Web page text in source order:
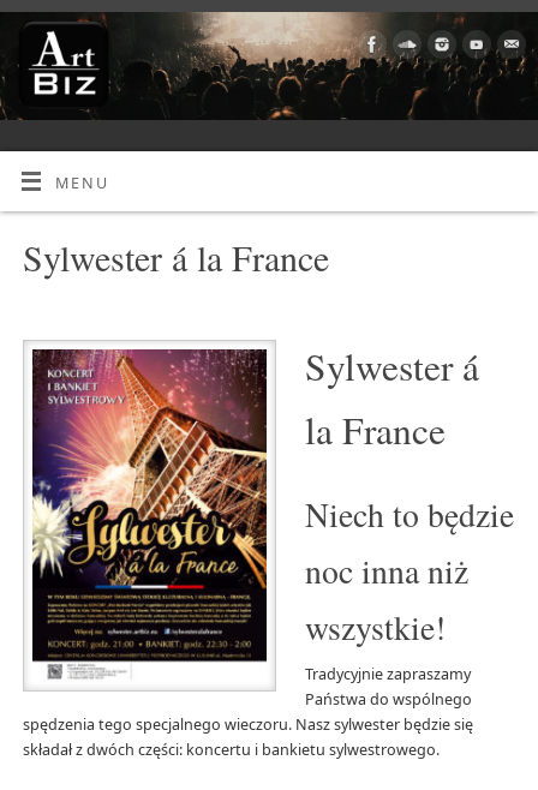
MENU
Sylwester á la France
Sylwester á
la France
Niech to będzie
noc inna niż
wszystkie!
Tradycyjnie zapraszamy
Państwa do wspólnego
spędzenia tego specjalnego wieczoru. Nasz sylwester będzie się
składał z dwóch części: koncertu i bankietu sylwestrowego.